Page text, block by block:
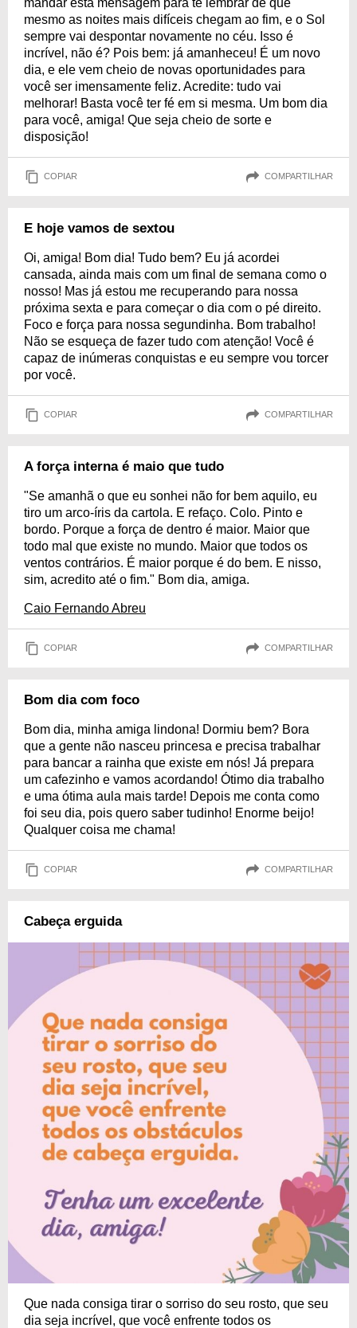
mesmo as noites mais difíceis chegam ao fim, e o Sol
sempre vai despontar novamente no céu. Isso é
incrível, não é? Pois bem: já amanheceu! É um novo
dia, e ele vem cheio de novas oportunidades para
você ser imensamente feliz. Acredite: tudo vai
melhorar! Basta você ter fé em si mesma. Um bom dia
para você, amiga! Que seja cheio de sorte e
disposição!
COPIAR COMPARTILHAR
E hoje vamos de sextou
Oi, amiga! Bom dia! Tudo bem? Eu já acordei
cansada, ainda mais com um final de semana como o
nosso! Mas já estou me recuperando para nossa
próxima sexta e para começar o dia com o pé direito.
Foco e força para nossa segundinha. Bom trabalho!
Não se esqueça de fazer tudo com atenção! Você é
capaz de inúmeras conquistas e eu sempre vou torcer
por você.
COPIAR COMPARTILHAR
A força interna é maio que tudo
"Se amanhã o que eu sonhei não for bem aquilo, eu
tiro um arco-íris da cartola. E refaço. Colo. Pinto e
bordo. Porque a força de dentro é maior. Maior que
todo mal que existe no mundo. Maior que todos os
ventos contrários. É maior porque é do bem. E nisso,
sim, acredito até o fim." Bom dia, amiga.
Caio Fernando Abreu
COPIAR COMPARTILHAR
Bom dia com foco
Bom dia, minha amiga lindona! Dormiu bem? Bora
que a gente não nasceu princesa e precisa trabalhar
para bancar a rainha que existe em nós! Já prepara
um cafezinho e vamos acordando! Ótimo dia trabalho
e uma ótima aula mais tarde! Depois me conta como
foi seu dia, pois quero saber tudinho! Enorme beijo!
Qualquer coisa me chama!
COPIAR COMPARTILHAR
Cabeça erguida
Que nada consiga tirar o sorriso do seu rosto, que seu
dia seja incrível, que você enfrente todos os